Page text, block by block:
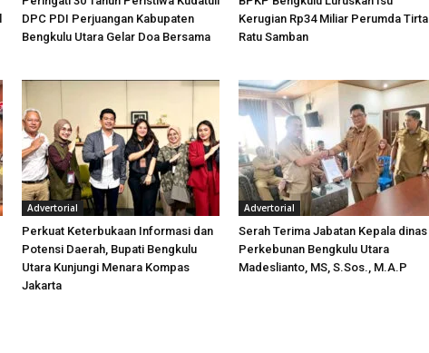
DPC PDI Perjuangan Kabupaten
Bengkulu Utara Gelar Doa Bersama
Kerugian Rp34 Miliar Perumda Tirta
Ratu Samban
Advertorial
Perkuat Keterbukaan Informasi dan
Potensi Daerah, Bupati Bengkulu
Utara Kunjungi Menara Kompas
Jakarta
Advertorial
Serah Terima Jabatan Kepala dinas
Perkebunan Bengkulu Utara
Madeslianto, MS, S.Sos., M.A.P